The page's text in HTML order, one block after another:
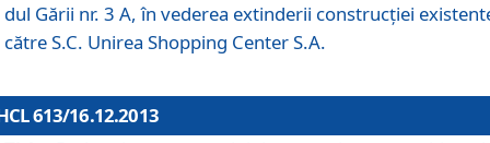
dul Gării nr. 3 A, în vederea extinderii construcţiei
către S.C. Unirea Shopping Center S.A.
613/16.12.2013